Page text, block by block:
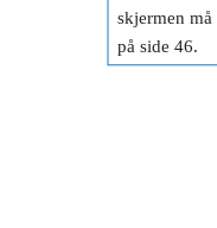
skjermen
på side 46.